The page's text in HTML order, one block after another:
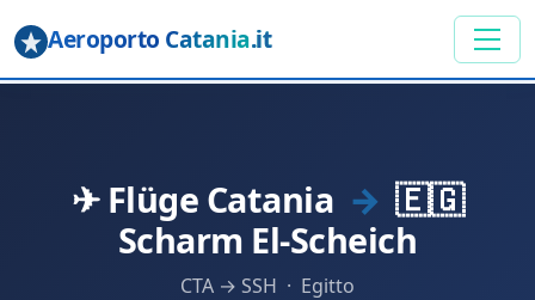
Aeroporto Catania.it
✈ Flüge Catania → 🇪🇬
Scharm El-Scheich
CTA → SSH · Egitto